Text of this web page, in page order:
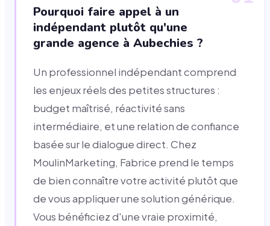
Pourquoi faire appel à un
indépendant plutôt qu'une
grande agence à Aubechies ?
Un professionnel indépendant comprend
les enjeux réels des petites structures :
budget maîtrisé, réactivité sans
intermédiaire, et une relation de confiance
basée sur le dialogue direct. Chez
MoulinMarketing, Fabrice prend le temps
de bien connaître votre activité plutôt que
de vous appliquer une solution générique.
Vous bénéficiez d'une vraie proximité,